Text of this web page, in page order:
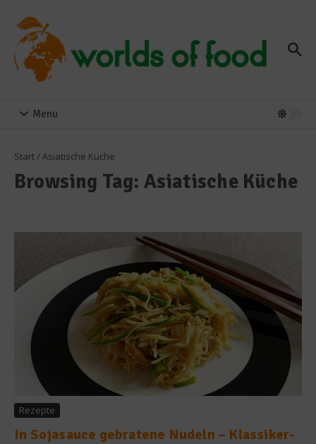
Menu
Start/ Asiatische Küche
Browsing Tag: Asiatische Küche
Rezepte
In Sojasauce gebratene Nudeln – Klassiker-